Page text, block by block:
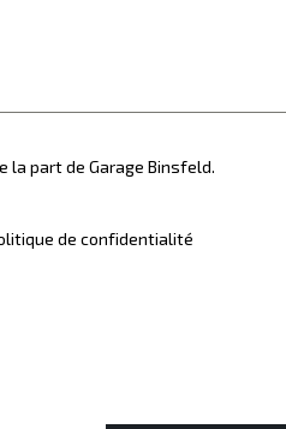
la part de Garage Binsfeld.
de confidentialité